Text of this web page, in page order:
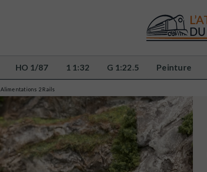
HO 1/87 1 1:32 G 1:22.5 Peinture
Alimentations 2 Rails